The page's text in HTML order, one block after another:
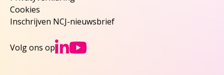
Cookies
Inschrijven NCJ-nieuwsbrief
Volg ons op Ga naar NCJs